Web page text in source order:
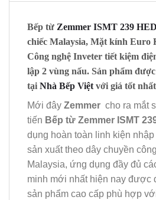
Bếp từ Zemmer ISMT 239 HED
chiếc Malaysia, Mặt kính Euro
Công nghệ Inveter tiết kiệm
lập 2 vùng nấu. Sản phẩm
tại Nhà Bếp Việt với giá tốt nhất
Mới đây Zemmer cho ra mắt
tiến Bếp từ Zemmer ISMT
dụng hoàn toàn linh kiện
sản xuất theo dây chuyền
Malaysia, ứng dụng đầy đủ
minh mới nhất hiện nay được
sản phẩm cao cấp phù hợp